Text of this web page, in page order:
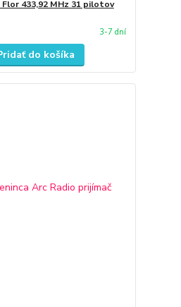
433,92 MHz 31 pilotov
3-7 dní
do košíka